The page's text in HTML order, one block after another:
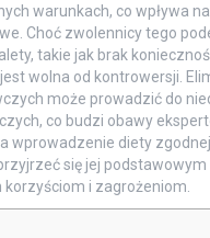
warunkach, co wpływa
Choć zwolennicy tego
takie jak brak
wolna od kontrowersji.
może prowadzić do
co budzi obawy
wprowadzenie diety
się jej
i zagrożeniom.